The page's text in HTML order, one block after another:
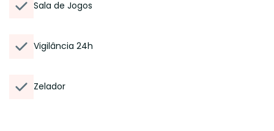
Sala de Jogos
Vigilância 24h
Zelador